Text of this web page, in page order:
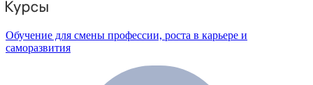
Обучение для смены профессии, роста в карьере и
саморазвития